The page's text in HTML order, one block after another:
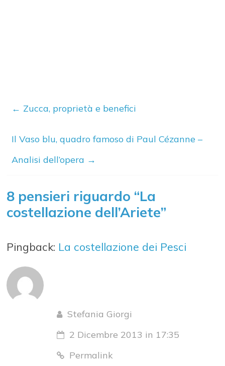
← Zucca, proprietà e benefici
Il Vaso blu, quadro famoso di Paul Cézanne –
Analisi dell’opera →
8 pensieri riguardo “La
costellazione dell’Ariete”
Pingback: La costellazione dei Pesci
Stefania Giorgi
2 Dicembre 2013 in 17:35
Permalink